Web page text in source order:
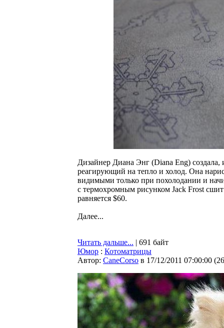
Дизайнер Диана Энг (Diana Eng)
реагирующий на тепло и холод. Она
видимыми только при похолодании и
с термохромным рисунком Jack Frost
равняется $60.
Далее...
Читать дальше... | 691 байт
Юмор : Котоматрицы
Автор: CaneCorso в 17/12/2011 07:00:00 (